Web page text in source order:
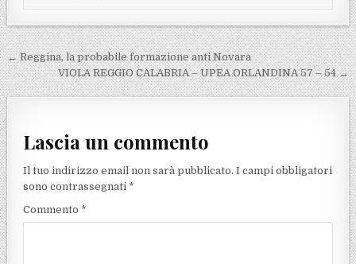
Navigazione articoli
← Reggina, la probabile formazione anti Novara
VIOLA REGGIO CALABRIA – UPEA ORLANDINA 57 – 54 →
Lascia un commento
Il tuo indirizzo email non sarà pubblicato. I campi obbligatori
sono contrassegnati *
Commento *